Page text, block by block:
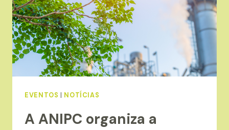
FINANCIAMENTO
NA
ÁREA
DA
DESCARBONIZAÇÃO”
EVENTOS NOTÍCIAS
A ANIPC organiza a